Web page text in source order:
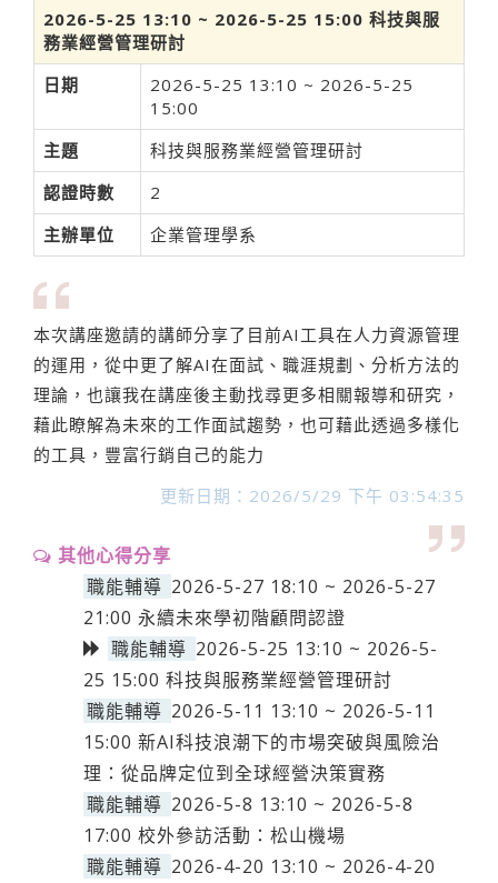
2026-5-25 13:10 ~ 2026-5-25 15:00 科技與服
務業經營管理研討
日期
2026-5-25 13:10 ~ 2026-5-25
15:00
主題
科技與服務業經營管理研討
認證時數
2
主辦單位
企業管理學系
本次講座邀請的講師分享了目前AI工具在人力資源管理
的運用，從中更了解AI在面試、職涯規劃、分析方法的
理論，也讓我在講座後主動找尋更多相關報導和研究，
藉此瞭解為未來的工作面試趨勢，也可藉此透過多樣化
的工具，豐富行銷自己的能力
更新日期：2026/5/29 下午 03:54:35
其他心得分享
職能輔導 2026-5-27 18:10 ~ 2026-5-27
21:00 永續未來學初階顧問認證
職能輔導 2026-5-25 13:10 ~ 2026-5-
25 15:00 科技與服務業經營管理研討
職能輔導 2026-5-11 13:10 ~ 2026-5-11
15:00 新AI科技浪潮下的市場突破與風險治
理：從品牌定位到全球經營決策實務
職能輔導 2026-5-8 13:10 ~ 2026-5-8
17:00 校外參訪活動：松山機場
職能輔導 2026-4-20 13:10 ~ 2026-4-20